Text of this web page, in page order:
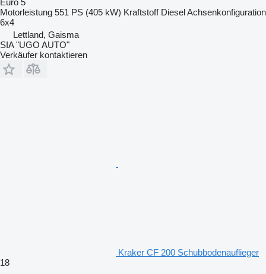
Euro 5
Motorleistung 551 PS (405 kW) Kraftstoff DieselAchsenkonfiguration
6x4
Lettland, Gaisma
SIA "UGO AUTO"
Verkäufer kontaktieren
Kraker CF 200 Schubbodenauflieger
18